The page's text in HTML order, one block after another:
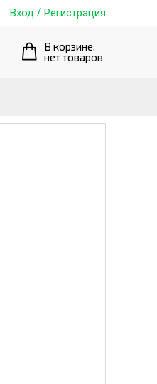
Вход / Регистрация
В корзине:
нет товаров